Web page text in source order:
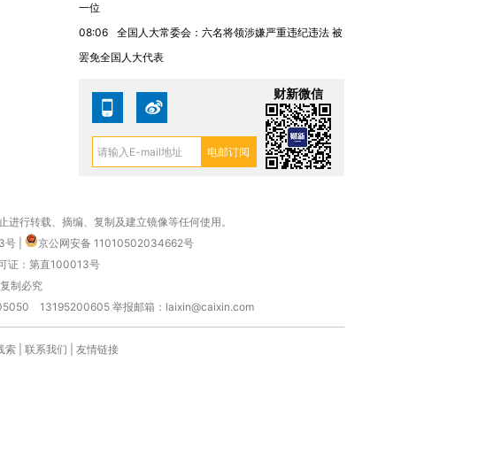
一位
08:06
全国人大常委会：六名将领涉嫌严重违纪违法 被
罢免全国人大代表
财新微信
行转载、摘编、复制及建立镜像等任何使用。
号
京公网安备 11010502034662号
证：第直100013号
制必究
13195200605 举报邮箱：laixin@caixin.com
索 联系我们 友情链接